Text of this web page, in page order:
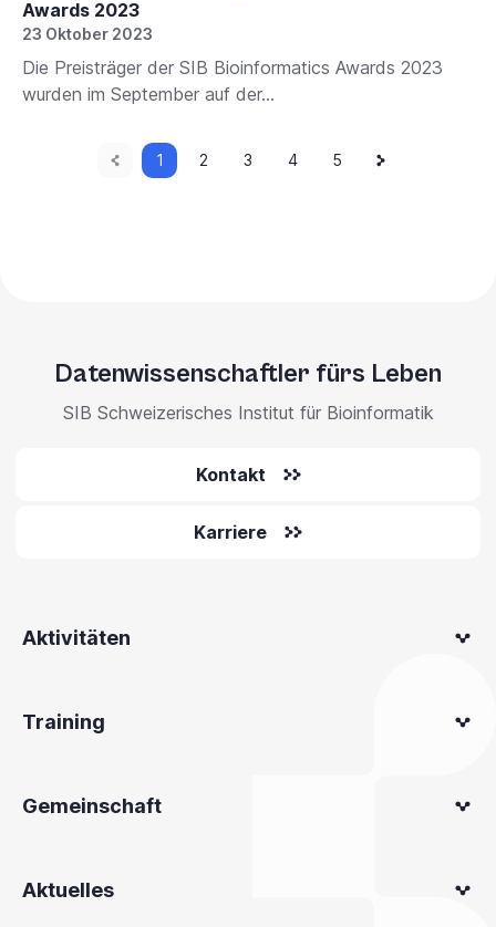
Awards 2023
23 Oktober 2023
Die Preisträger der SIB Bioinformatics Awards 2023
wurden im September auf der...
Paginierung
Vorherige
Seite
Aktuelle
Seite
1 Seite
2 Seite
3 Seite
4 Seite
5
Seite
Datenwissenschaftler fürs Leben
SIB Schweizerisches Institut für Bioinformatik
Kontakt
Karriere
Aktivitäten
Training
Gemeinschaft
Aktuelles